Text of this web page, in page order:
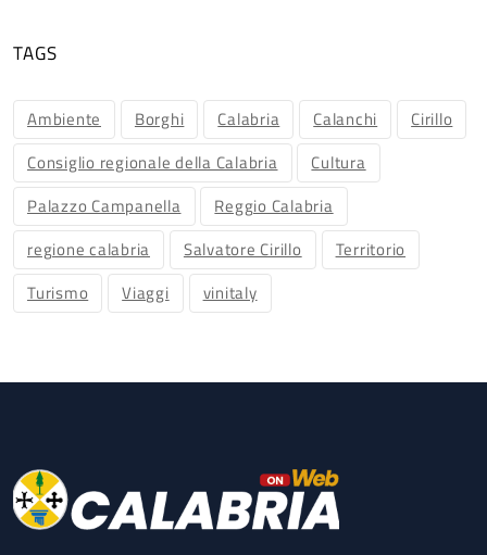
TAGS
Ambiente Borghi Calabria Calanchi
Cirillo
Consiglio regionale della Calabria
Cultura
Palazzo Campanella
Reggio Calabria
regione calabria
Salvatore Cirillo
Territorio
Turismo
Viaggi vinitaly